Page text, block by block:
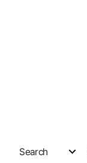
Search